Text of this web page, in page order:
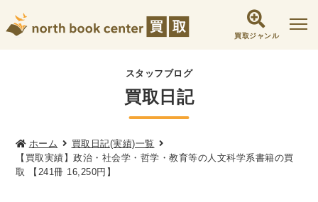
買取ジャンル
社会学書・人文書籍関係
哲学書・心理学・思想書
倫理学・道徳
文化人類学・民俗学
東洋哲学
現象学
西洋哲学 言語学 論理学
スタッフブログ
買取日記
ホーム
買取日記(実績)一覧
【買取実績】政治・社会学・哲学・教育等の人文科学系書籍の買
取 【241冊 16,250円】